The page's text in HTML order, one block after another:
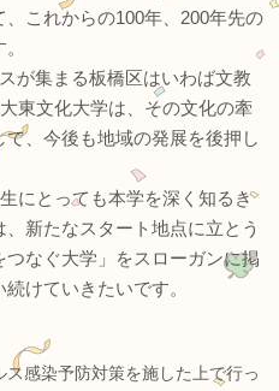
これからの100年、200年先の
が集まる板橋区はいわば文教
東文化大学は、その文化の牽
、今後も地域の発展を後押し
にとっても本学を深く知るき
新たなスタート地点に立とう
なぐ大学」をスローガンに掲
けていきたいです。
感染予防対策を施した上で行っ